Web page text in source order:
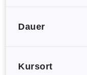
Dauer
Kursort